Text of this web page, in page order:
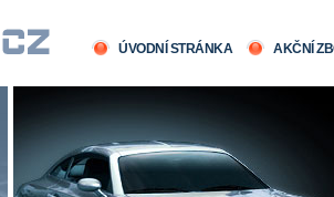
ÚVODNÍ STRÁNKA AKČNÍ